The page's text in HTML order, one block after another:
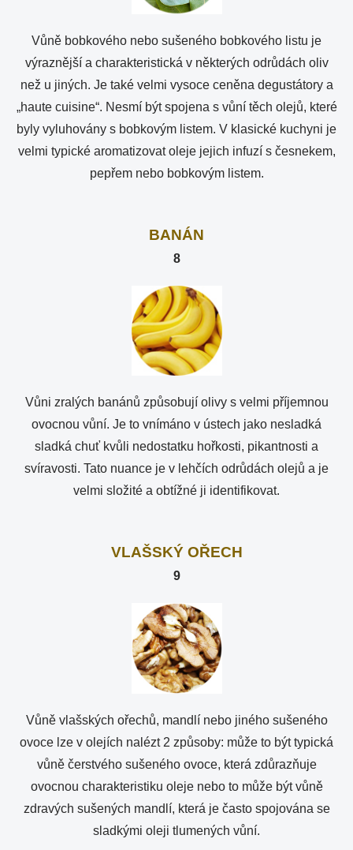
Vůně bobkového nebo sušeného bobkového listu je
výraznější a charakteristická v některých odrůdách oliv
než u jiných. Je také velmi vysoce ceněna degustátory a
„haute cuisine“. Nesmí být spojena s vůní těch olejů, které
byly vyluhovány s bobkovým listem. V klasické kuchyni je
velmi typické aromatizovat oleje jejich infuzí s česnekem,
pepřem nebo bobkovým listem.
BANÁN
8
Vůni zralých banánů způsobují olivy s velmi příjemnou
ovocnou vůní. Je to vnímáno v ústech jako nesladká
sladká chuť kvůli nedostatku hořkosti, pikantnosti a
svíravosti. Tato nuance je v lehčích odrůdách olejů a je
velmi složité a obtížné ji identifikovat.
VLAŠSKÝ OŘECH
9
Vůně vlašských ořechů, mandlí nebo jiného sušeného
ovoce lze v olejích nalézt 2 způsoby: může to být typická
vůně čerstvého sušeného ovoce, která zdůrazňuje
ovocnou charakteristiku oleje nebo to může být vůně
zdravých sušených mandlí, která je často spojována se
sladkými oleji tlumených vůní.